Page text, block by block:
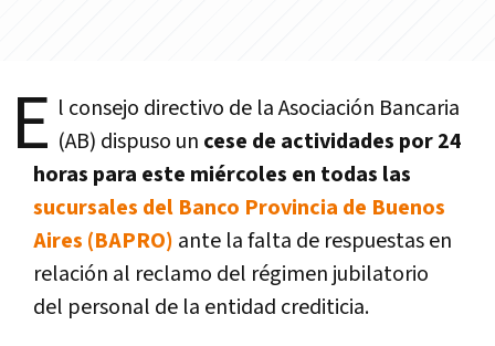
E l consejo directivo de la Asociación Bancaria
(AB) dispuso un cese de actividades por 24
horas para este miércoles en todas las
sucursales del Banco Provincia de Buenos
Aires (BAPRO) ante la falta de respuestas en
relación al reclamo del régimen jubilatorio
del personal de la entidad crediticia.